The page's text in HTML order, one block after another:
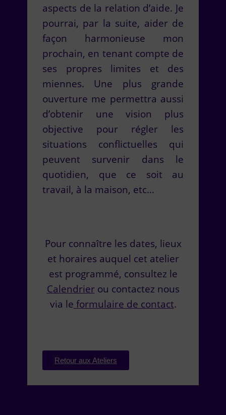
aspects de la relation d’aide. Je
pourrai, par la suite, aider de
façon harmonieuse mon
prochain, en tenant compte de
ses propres limites et des
miennes. Une plus grande
ouverture me permettra aussi
d’obtenir une vision plus
objective pour régler les
situations conflictuelles qui
peuvent survenir dans le
quotidien, que ce soit au
travail, à la maison, etc…
Pour connaître les dates, lieux
et horaires auquel cet atelier
est programmé, consultez le
Calendrierou contactez nous
via le formulaire de contact.
Retour aux Ateliers